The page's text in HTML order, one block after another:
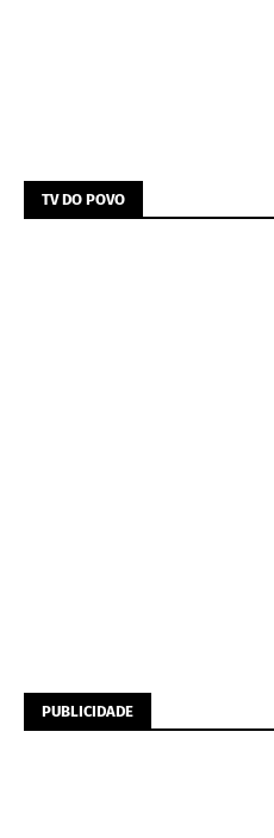
TV DO POVO
PUBLICIDADE